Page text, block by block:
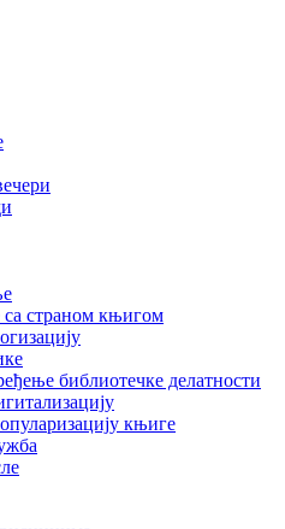
страном књигом
библиотечке делатности
књиге